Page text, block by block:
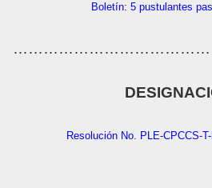
Boletín: 5 pustulantes
Resolución No. PLE-CPCCS-